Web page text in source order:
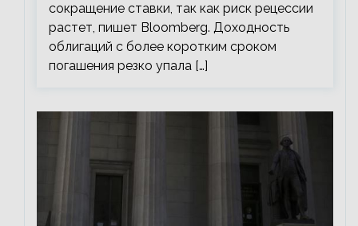
сокращение ставки, так как риск рецессии
растет, пишет Bloomberg. Доходность
облигаций с более коротким сроком
погашения резко упала […]